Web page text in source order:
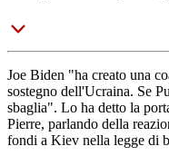
Joe Biden "ha creato una
sostegno dell'Ucraina. Se
sbaglia". Lo ha detto la
Pierre, parlando della
fondi a Kiev nella legge di